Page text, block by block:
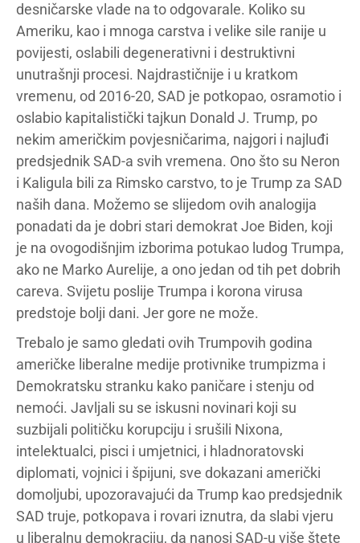
desničarske vlade na to odgovarale. Koliko su
Ameriku, kao i mnoga carstva i velike sile ranije u
povijesti, oslabili degenerativni i destruktivni
unutrašnji procesi. Najdrastičnije i u kratkom
vremenu, od 2016-20, SAD je potkopao, osramotio i
oslabio kapitalistički tajkun Donald J. Trump, po
nekim američkim povjesničarima, najgori i najluđi
predsjednik SAD-a svih vremena. Ono što su Neron
i Kaligula bili za Rimsko carstvo, to je Trump za SAD
naših dana. Možemo se slijedom ovih analogija
ponadati da je dobri stari demokrat Joe Biden, koji
je na ovogodišnjim izborima potukao ludog Trumpa,
ako ne Marko Aurelije, a ono jedan od tih pet dobrih
careva. Svijetu poslije Trumpa i korona virusa
predstoje bolji dani. Jer gore ne može.
Trebalo je samo gledati ovih Trumpovih godina
američke liberalne medije protivnike trumpizma i
Demokratsku stranku kako paničare i stenju od
nemoći. Javljali su se iskusni novinari koji su
suzbijali političku korupciju i srušili Nixona,
intelektualci, pisci i umjetnici, i hladnoratovski
diplomati, vojnici i špijuni, sve dokazani američki
domoljubi, upozoravajući da Trump kao predsjednik
SAD truje, potkopava i rovari iznutra, da slabi vjeru
u liberalnu demokraciju, da nanosi SAD-u više štete